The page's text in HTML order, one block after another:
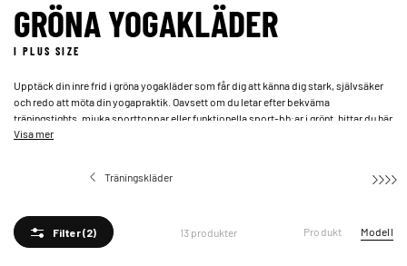
GRÖNA YOGAKLÄDER
I PLUS SIZE
Upptäck din inre frid i gröna yogakläder som får dig att känna dig stark, självsäker
och redo att möta din yogapraktik. Oavsett om du letar efter bekväma
träningstights , mjuka sporttoppar eller funktionella sport-bh:ar i grönt, hittar du här
allt du behöver för en harmonisk och stilfull yogaresa. Låt våra gröna yogakläder i
Visa mer
Träningskläder
Filter(2) 13 produkter Produkt Modell